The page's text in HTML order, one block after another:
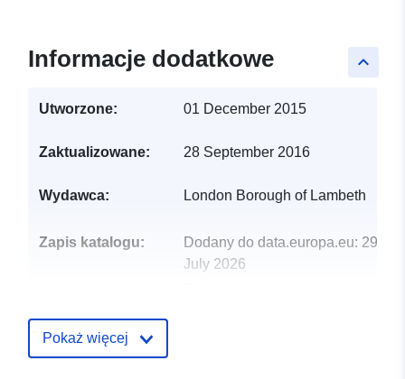
keyboard_arrow_up
Informacje dodatkowe
Utworzone: 01 December 2015
Zaktualizowane: 28 September 2016
Wydawca: London Borough of Lambeth
Zapis katalogu: Dodany do data.europa.eu: 29
July 2026
uriRef:
Pokaż więcej